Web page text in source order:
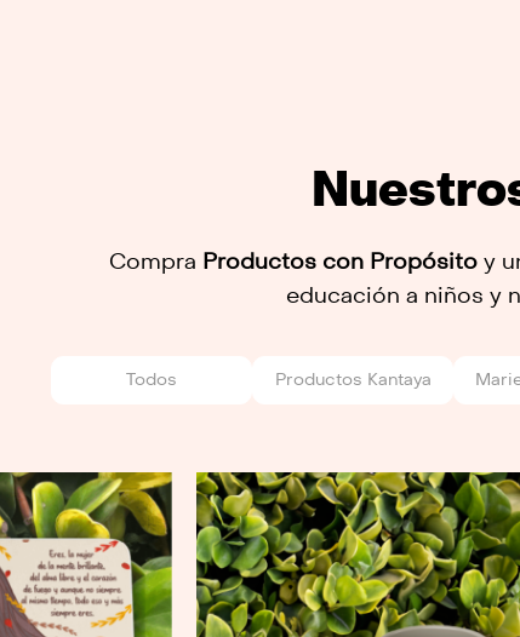
Compra Productos con Propósitoy
educación a niños y
Todos Productos Kantaya